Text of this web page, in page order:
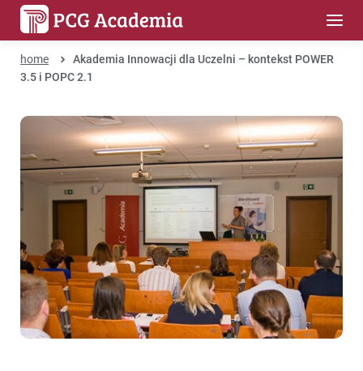
home
Akademia Innowacji dla Uczelni – kontekst POWER
3.5 i POPC 2.1